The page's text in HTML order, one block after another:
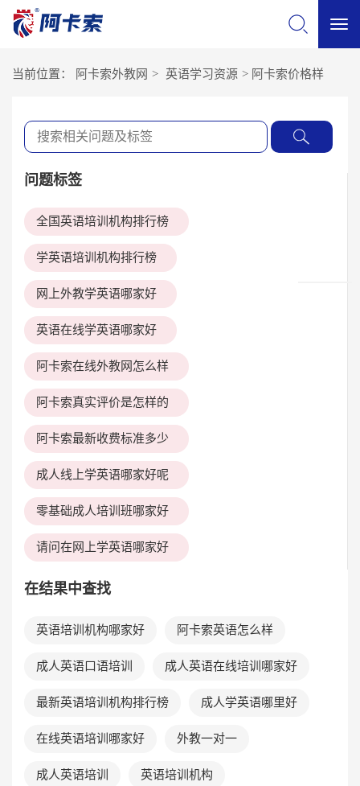
当前位置： 阿卡索外教网 > 英语学习资源 > 阿卡索价格样
问题标签
全国英语培训机构排行榜
学英语培训机构排行榜
网上外教学英语哪家好
英语在线学英语哪家好
阿卡索在线外教网怎么样
阿卡索真实评价是怎样的
阿卡索最新收费标准多少
成人线上学英语哪家好呢
零基础成人培训班哪家好
请问在网上学英语哪家好
在结果中查找
英语培训机构哪家好 阿卡索英语怎么样
成人英语口语培训 成人英语在线培训哪家好
最新英语培训机构排行榜 成人学英语哪里好
在线英语培训哪家好 外教一对一
成人英语培训 英语培训机构